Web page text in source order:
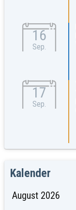
16
Sep.
17
Sep.
Kalender